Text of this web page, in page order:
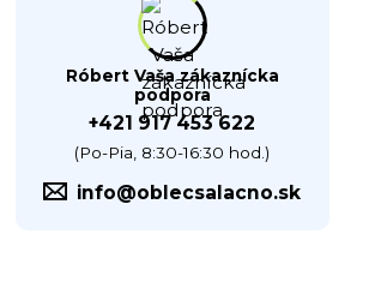
Róbert Vaša zákaznícka
podpora
+421 917 453 622
(Po-Pia, 8:30-16:30 hod.)
info@oblecsalacno.sk